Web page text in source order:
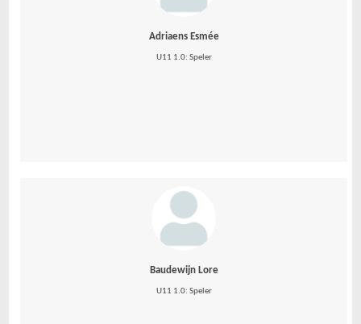
Adriaens Esmée
U11 1.0: Speler
Baudewijn Lore
U11 1.0: Speler